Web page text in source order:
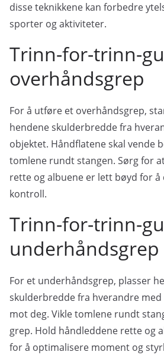
disse teknikkene kan forbedre
sporter og aktiviteter.
Trinn-for-trinn-
overhåndsgrep
For å utføre et overhåndsgrep,
hendene skulderbredde fra
objektet. Håndflatene skal vende
tomlene rundt stangen. Sørg for
rette og albuene er lett bøyd for
kontroll.
Trinn-for-trinn-
underhåndsgrep
For et underhåndsgrep, plasser
skulderbredde fra hverandre
mot deg. Vikle tomlene rundt
grep. Hold håndleddene rette og
for å optimalisere moment og